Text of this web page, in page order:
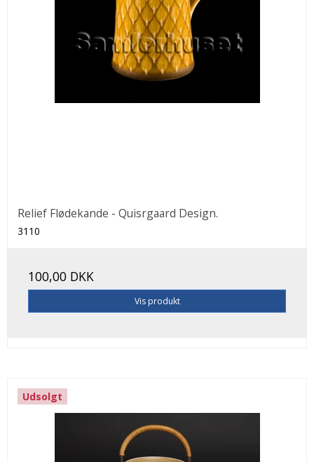
Relief Flødekande - Quisrgaard Design.
3110
100,00 DKK
Vis produkt
Udsolgt